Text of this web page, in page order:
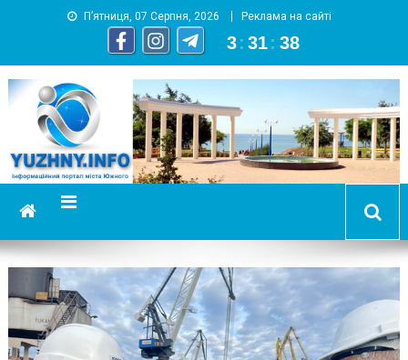
П’ятниця, 07 Серпня, 2026 Реклама на сайті
3 : 31 : 39
YUZHNY.INFO
информационный портал города Южный